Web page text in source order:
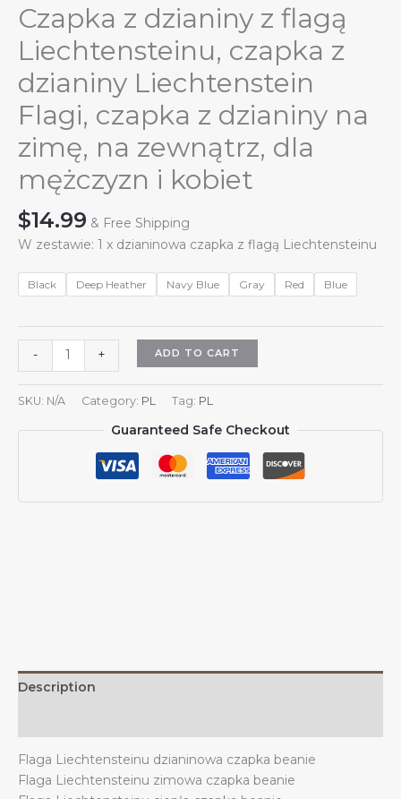
Czapka z dzianiny z flagą
Liechtensteinu, czapka z
dzianiny Liechtenstein
Flagi, czapka z dzianiny na
zimę, na zewnątrz, dla
mężczyzn i kobiet
$14.99 & Free Shipping
W zestawie: 1 x dzianinowa czapka z flagą Liechtensteinu
Black Deep Heather Navy Blue Gray Red Blue
-
z
dzianiny
z
flagą
Liechtensteinu,
na
zewnątrz,
mężczyzn
kobiet
+ ADD TO CART
SKU: N/A Category: PL Tag: PL
Guaranteed Safe Checkout
Description
Flaga Liechtensteinu dzianinowa czapka beanie
Flaga Liechtensteinu zimowa czapka beanie